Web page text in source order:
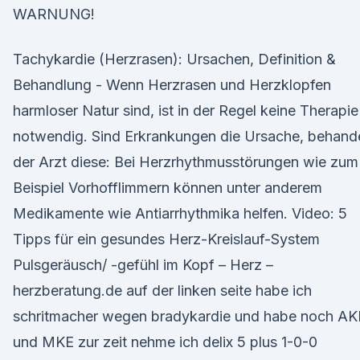
WARNUNG!
Tachykardie (Herzrasen): Ursachen, Definition &
Behandlung - Wenn Herzrasen und Herzklopfen
harmloser Natur sind, ist in der Regel keine Therapie
notwendig. Sind Erkrankungen die Ursache,
der Arzt diese: Bei Herzrhythmusstörungen wie zum
Beispiel Vorhofflimmern können unter anderem
Medikamente wie Antiarrhythmika helfen. Video: 5
Tipps für ein gesundes Herz-Kreislauf-System
Pulsgeräusch/ -gefühl im Kopf – Herz –
herzberatung.de auf der linken seite habe ich
schritmacher wegen bradykardie und habe noch
und MKE zur zeit nehme ich delix 5 plus 1-0-0